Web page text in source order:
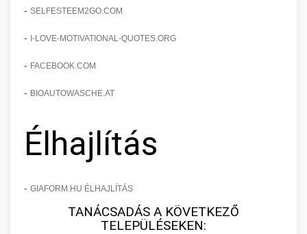
- SELFESTEEM2GO.COM
- I-LOVE-MOTIVATIONAL-QUOTES.ORG
- FACEBOOK.COM
- BIOAUTOWASCHE.AT
Élhajlítás
- GIAFORM.HU ÉLHAJLÍTÁS
TANÁCSADÁS A KÖVETKEZŐ
TELEPÜLÉSEKEN: